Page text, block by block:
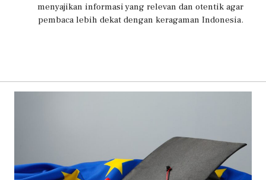
menyajikan informasi yang relevan dan otentik agar
pembaca lebih dekat dengan keragaman Indonesia.